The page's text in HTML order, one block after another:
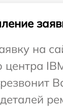
на
центра